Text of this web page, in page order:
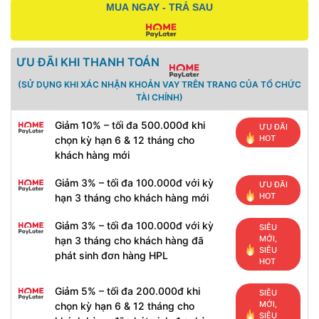
MUA NGAY - TRẢ SAU
ƯU ĐÃI KHI THANH TOÁN
(SỬ DỤNG KHI XÁC NHẬN KHOẢN VAY TRÊN TRANG CỦA TỔ CHỨC
TÀI CHÍNH)
Giảm 10% – tối đa 500.000đ khi
chọn kỳ hạn 6 & 12 tháng cho
khách hàng mới
ƯU ĐÃI
HOT
Giảm 3% – tối đa 100.000đ với kỳ
hạn 3 tháng cho khách hàng mới
ƯU ĐÃI
HOT
Giảm 3% – tối đa 100.000đ với kỳ
hạn 3 tháng cho khách hàng đã
phát sinh đơn hàng HPL
SIÊU
MỚI,
SIÊU
HOT
Giảm 5% – tối đa 200.000đ khi
chọn kỳ hạn 6 & 12 tháng cho
SIÊU
MỚI,
SIÊU